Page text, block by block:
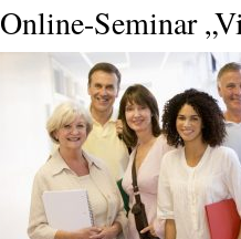
Online-Seminar